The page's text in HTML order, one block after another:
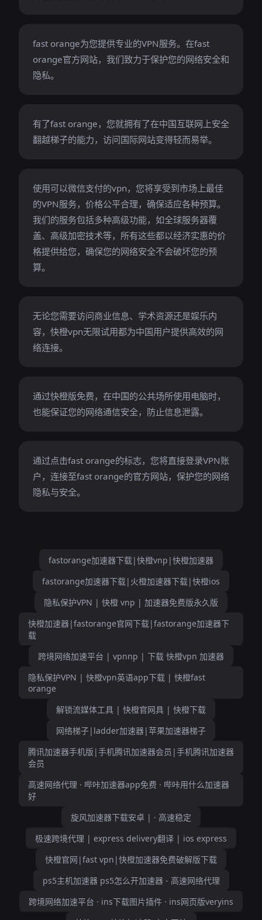
fast orange为您提供专业的VPN服务。在fast
orange官方网站，我们致力于保护您的网络安全和
隐私。
有了fast orange，您就拥有了在中国互联网上安全
翻越梯子的能力，访问国际网站变得轻而易举。
使用可以微信支付的vpn，您将享受到市场上最佳
的VPN服务，价格公平合理，确保适应各种预算。
我们的服务包括多种高级功能，如全球服务器覆
盖、高级加密技术等，所有这些都以经济实惠的价
格提供给您，确保您的网络安全不会破坏您的预
算。
无论您需要访问商业信息、学术资源还是娱乐内
容，快橙vpn无限试用都为中国用户提供高效的网
络连接。
通过快橙版免费，在中国的公共场所使用电脑时，
也能保证您的网络通信安全，防止信息泄露。
通过点击fast orange的标志，您将直接登录VPN账
户，连接至fast orange的官方网站，保护您的网络
隐私与安全。
fastorange加速器下载|快橙vnp|快橙加速器
fastorange加速器下载|火橙加速器下载|快橙ios
隐私保护VPN | 快橙 vnp | 加速器免费版永久版
快橙加速器|fastorange官网下载|fastorange加速器下
载
跨境网络加速平台 | vpnnp | 下载 快橙vpn 加速器
隐私保护VPN | 快橙vpn英语app下载 | 快橙fast
orange
解锁流媒体工具 | 快橙官网具 | 快橙下载
网络梯子|ladder加速器|苹果加速器梯子
腾讯加速器手机版|手机腾讯加速器会员|手机腾讯加速器
会员
高速网络代理 · 哔咔加速器app免费 · 哔咔用什么加速器
好
旋风加速器下载安卓 | · 高速稳定
极速跨境代理 | express delivery翻译 | ios express
快橙官网|fast vpn|快橙加速器免费破解版下载
ps5主机加速器 ps5怎么开加速器 - 高速网络代理
跨境网络加速平台 · ins下载图片插件 · ins网页版veryins